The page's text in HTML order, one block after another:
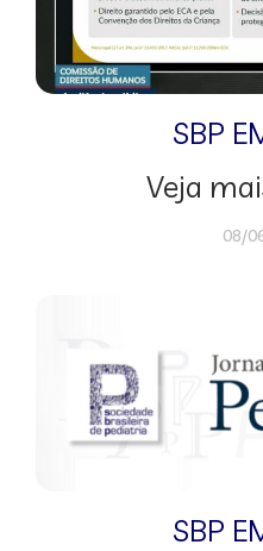
SBP
Veja
08/
SBP